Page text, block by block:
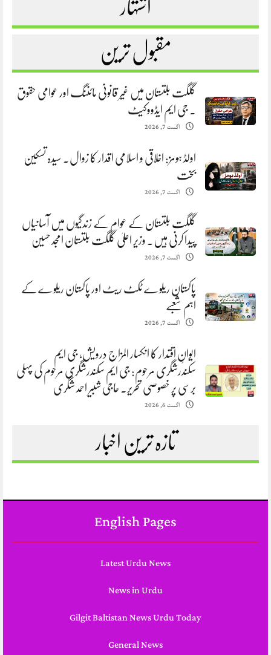
اشتہار
مقبول ترین
گلگت بلتستان میں غیر قانونی مائننگ اور عوامی حقوق
. جی ایم ایڈووکیٹ
اگست 7, 2026
اولڈ ہومز: اخلاقی و اسلامی اقدار کا زوال. سیدہ تسکین
بخت
اگست 7, 2026
گلگت بلتستان کے عوام کے زندگیوں میں آسانیاں
پیدا کرنی ہیں. وزیر اعلیٰ گلگت بلتستان امجد حسین
اگست 7, 2026
پاکستان ریلوے ٹکٹ ریٹ اور پاکستان ریلوے کے
اہم شعبے
اگست 7, 2026
ایوانِ اقتدار کا انکسار المزاج درویش، جی ایم
سکندرشگری مرحوم: جی ایم سکندرشگری مرحوم کی پہلی
برسی پر خصوصی تحریر. حاجی شبیر احمد شگری
اگست 6, 2026
تازہ ترین اخبار
English Pages
Latest Urdu News
News in Urdu
Gilgit Baltistan News Urdu Today
General News